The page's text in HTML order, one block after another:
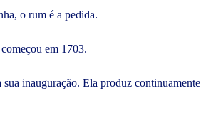
o rum é a pedida.
em 1703.
inauguração. Ela produz